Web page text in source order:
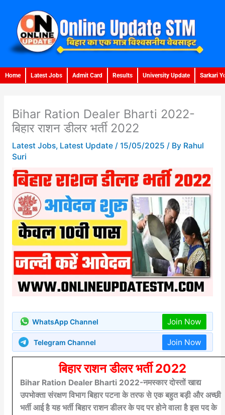
content
Home Latest Jobs Admit Card Results University Update Sarkari
Bihar Ration Dealer Bharti 2022-
बिहार राशन डीलर भर्ती 2022
Latest Jobs, Latest Update/ 15/05/2025 / By Rahul
Suri
WhatsApp Channel Join Now
Telegram Channel Join Now
बिहार राशन डीलर भर्ती 2022
Bihar Ration Dealer Bharti 2022-नमस्कार दोस्तों खाद्य
उपभोक्ता संरक्षण विभाग बिहार पटना के तरफ से एक बहुत बड़ी और अच्छी
भर्ती आई है यह भर्ती बिहार राशन डीलर के पद पर होने वाला है इस पद के